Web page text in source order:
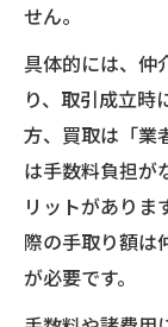
せん。
具体的には、仲
り、取引成立時
方、買取は「業
は手数料負担が
リットがありま
際の手取り額は
が必要です。